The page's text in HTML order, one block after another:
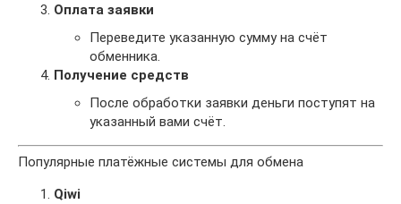
Оплата заявки
Переведите указанную сумму на счёт
обменника.
Получение средств
После обработки заявки деньги поступят на
указанный вами счёт.
Популярные платёжные системы для обмена
Qiwi